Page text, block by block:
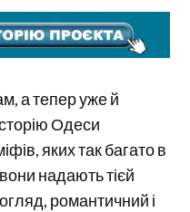
а тепер уже й
Одеси
яких так багато в
вони надають тієй
романтичний і